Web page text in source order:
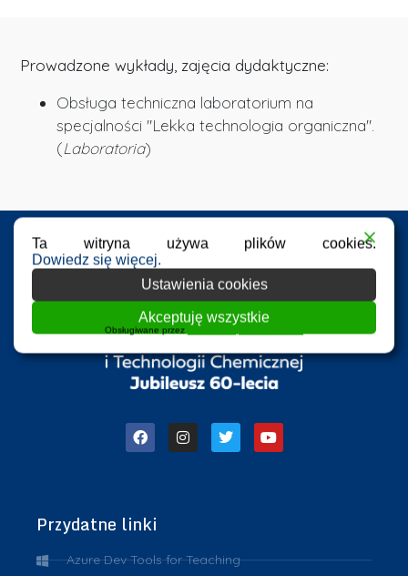
Prowadzone wykłady, zajęcia dydaktyczne:
Obsługa techniczna laboratorium na
specjalności "Lekka technologia organiczna".
(Laboratoria)
Przydatne linki
Azure Dev Tools for Teaching
Ta witryna używa plików cookies.
Dowiedz się więcej.
Ustawienia cookies
Akceptuję wszystkie
Obsługiwane przez WPLP Compliance Platform